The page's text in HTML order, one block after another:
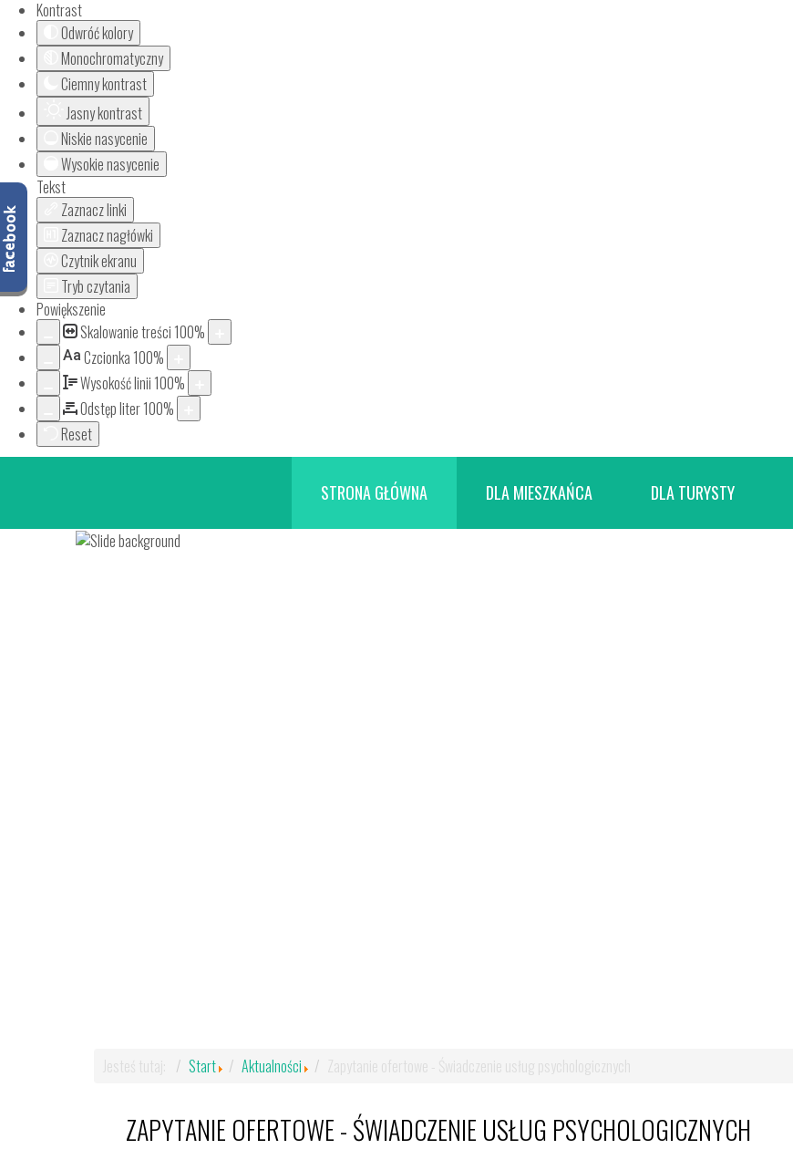
Kontrast
Odwróć kolory
Monochromatyczny
Ciemny kontrast
Jasny kontrast
Niskie nasycenie
Wysokie nasycenie
Tekst
Zaznacz linki
Zaznacz nagłówki
Czytnik ekranu
Tryb czytania
Powiększenie
Skalowanie treści 100%
Aa Czcionka 100%
Wysokość linii 100%
Odstęp liter100%
Reset
STRONA GŁÓWNA DLA MIESZKAŃCA DLA TURYSTY
Jesteś tutaj: Start Aktualności Zapytanie ofertowe - Świadczenie usług psychologicznych
ZAPYTANIE OFERTOWE - ŚWIADCZENIE USŁUG PSYCHOLOGICZNYCH